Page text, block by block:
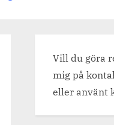
Vill du göra
mig på
eller använt